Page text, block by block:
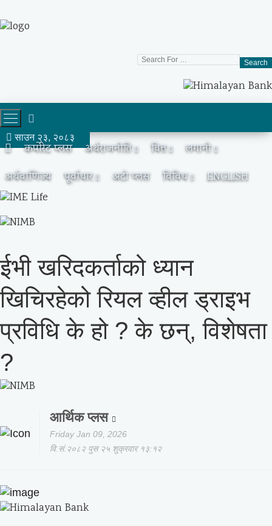
Search
साउन २३, २०८३
कर्पोरेट प्लस अर्थराजनीति वित्त
लगानी
अर्थवाणिज्य
पूर्वाधार अटो प्लस विविध ENGLISH
ईभी खरिदकर्ताको ध्यान
खिचिरहेको रियल व्हील ड्राइभ
प्रविधि के हो ? के छन्, विशेषता
?
आर्थिक प्लस
Friday Jan 09, 2026
वि.सं.२०८२ पुस २५ शुक्रवार १३:१२